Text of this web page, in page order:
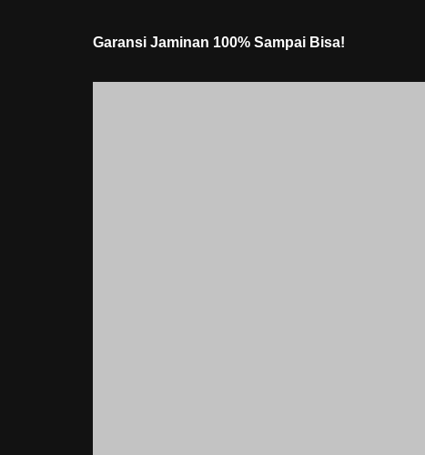
Garansi Jaminan 100% Sampai Bisa!